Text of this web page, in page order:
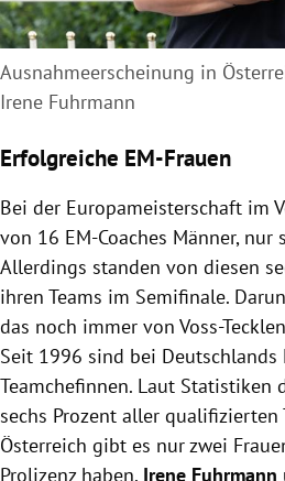
Ausnahmeerscheinung in
Irene Fuhrmann
Erfolgreiche EM-Frauen
Bei der Europameisterschaft im
von 16 EM-Coaches Männer, nur
Allerdings standen von diesen
ihren Teams im Semifinale.
das noch immer von Voss-
Seit 1996 sind bei Deutschlands
Teamchefinnen. Laut Statistiken
sechs Prozent aller qualifizierten
Österreich gibt es nur zwei
Prolizenz haben, Irene Fuhrmann